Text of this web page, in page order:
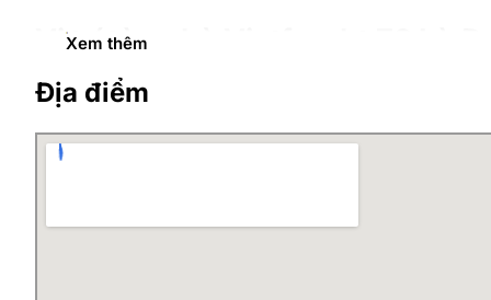
Vị trí tòa nhà Vietfracht 73 Lò
Tòa nhà Vietfracht 73 Lò Đúc tọa lạc ngay tại trung
khu vực kinh doanh sầm uất nhất tại Hà Nội. Với vị
Lương Ngọc Quyến, giúp cho việc di chuyển và giao
ngân hàng, siêu thị, trường học, nhà hàng, quán ăn…
Chỉ mất 01 km tới Lăng chủ tịch Hồ Chí Minh,
Xem thêm
Địa điểm